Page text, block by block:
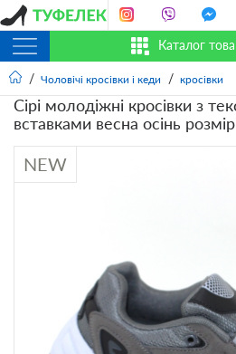
Каталог
Чоловічі кросівки і кеди кросівки
Сірі молодіжні кросівки з
вставками весна осінь